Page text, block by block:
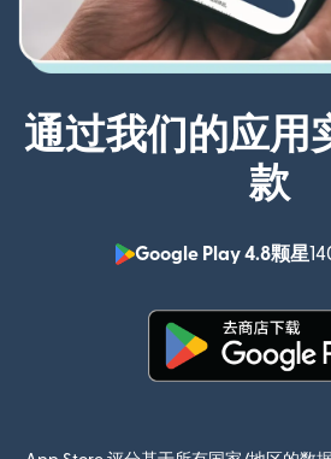
通过我们的应用
款
Google Play 4.8颗星